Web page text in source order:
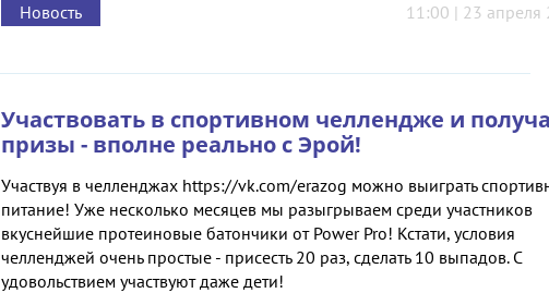
Новость
11:00 | 23 апреля
Участвовать в спортивном челлендже и
призы - вполне реально с Эрой!
Участвуя в челленджах https://vk.com/erazog можно выиграть
питание! Уже несколько месяцев мы разыгрываем среди участников
вкуснейшие протеиновые батончики от Power Pro! Кстати, условия
челленджей очень простые - присесть 20 раз, сделать 10 выпадов. С
удовольствием участвуют даже дети!